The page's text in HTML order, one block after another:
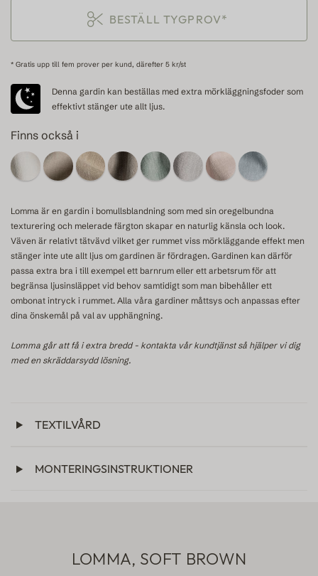
BESTÄLL TYGPROV*
* Gratis upp till fem prover per kund, därefter 5 kr/st
Denna gardin kan beställas med extra mörkläggningsfoder som
effektivt stänger ute allt ljus.
Finns också i
Lomma är en gardin i bomullsblandning som med sin oregelbundna
texturering och melerade färgton skapar en naturlig känsla och look.
Väven är relativt tätvävd vilket ger rummet viss mörkläggande effekt men
stänger inte ute allt ljus om gardinen är fördragen. Gardinen kan därför
passa extra bra i till exempel ett barnrum eller ett arbetsrum för att
begränsa ljusinsläppet vid behov samtidigt som man bibehåller ett
ombonat intryck i rummet. Alla våra gardiner måttsys och anpassas efter
dina önskemål på val av upphängning.
Lomma går att få i extra bredd - kontakta vår kundtjänst så hjälper vi dig
med en skräddarsydd lösning.
TEXTILVÅRD
MONTERINGSINSTRUKTIONER
LOMMA, SOFT BROWN